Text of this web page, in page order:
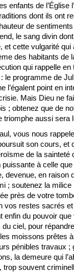
enfants de l’Église
dont ils ont
de
le sang divin
et cette vulgarité
des habitants de
qui rappelle
le programme de
l’égalent point en
Mais Dieu ne
; obtenez que de
triomphe aussi sera
vous nous
son cours, et
de la
puissante à celle
devenue, en raison
; soutenez la
près de votre
vos restes sacrés
enfin du pouvoir que
du ciel, pour
moissons prêtes
pénibles travaux ;
la demeure qui
trop souvent